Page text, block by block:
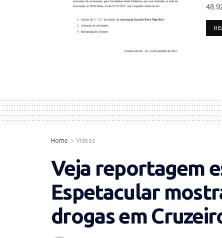
Home Vídeos
Veja reportagem
Espetacular
drogas em